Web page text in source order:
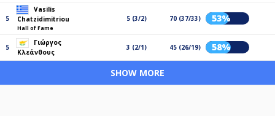
5
Vasilis
Chatzidimitriou
Hall of Fame
5 (3/2) 70 (37/33) 53%
5
Γιώργος
Κλεάνθους
3 (2/1) 45 (26/19) 58%
SHOW MORE